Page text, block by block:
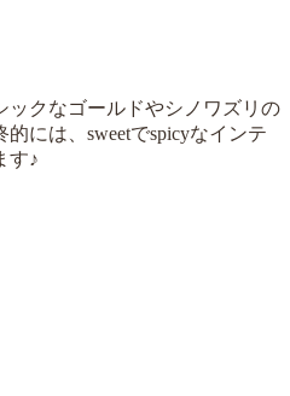
ックなゴールドやシノワズリの
には、sweetでspicyなインテ
す♪